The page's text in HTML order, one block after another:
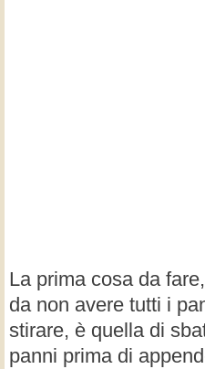
La prima cosa da
da non avere tutti i
stirare, è quella di
panni prima di